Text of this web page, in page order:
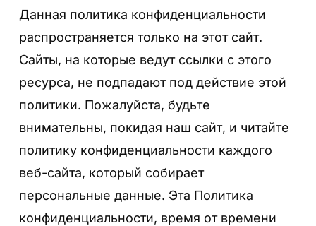
Данная политика конфиденциальности
распространяется только на этот сайт.
Сайты, на которые ведут ссылки с этого
ресурса, не подпадают под действие этой
политики. Пожалуйста, будьте
внимательны, покидая наш сайт, и читайте
политику конфиденциальности каждого
веб-сайта, который собирает
персональные данные. Эта Политика
конфиденциальности, время от времени